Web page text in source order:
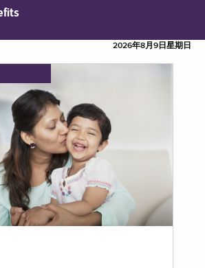
2026年8月9日星期日